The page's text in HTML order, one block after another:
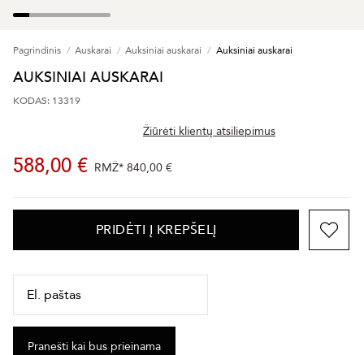
Pagrindinis Auskarai Auksiniai auskarai Auksiniai auskarai
AUKSINIAI AUSKARAI
KODAS: 13319
Žiūrėti klientų atsiliepimus
588,00 € RMŽ* 840,00 €
PRIDĖTI Į KREPŠELĮ